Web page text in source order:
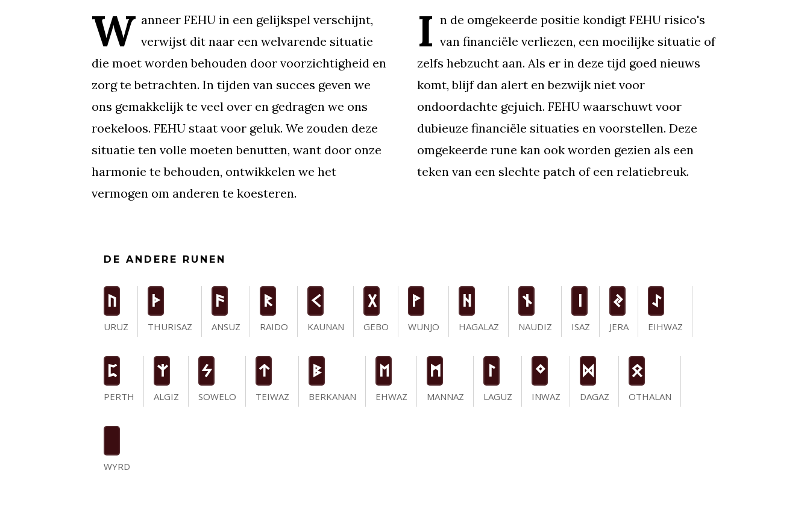
W anneer FEHU in een gelijkspel verschijnt,
verwijst dit naar een welvarende situatie
die moet worden behouden door voorzichtigheid en
zorg te betrachten. In tijden van succes geven we
ons gemakkelijk te veel over en gedragen we ons
roekeloos. FEHU staat voor geluk. We zouden deze
situatie ten volle moeten benutten, want door onze
harmonie te behouden, ontwikkelen we het
vermogen om anderen te koesteren.
I n de omgekeerde positie kondigt FEHU risico's
van financiële verliezen, een moeilijke situatie of
zelfs hebzucht aan. Als er in deze tijd goed nieuws
komt, blijf dan alert en bezwijk niet voor
ondoordachte gejuich. FEHU waarschuwt voor
dubieuze financiële situaties en voorstellen. Deze
omgekeerde rune kan ook worden gezien als een
teken van een slechte patch of een relatiebreuk.
DE ANDERE RUNEN
U
URUZ
T
THURISAZ
a
ANSUZ
R
RAIDO
K
KAUNAN
G
GEBO
W
WUNJO
H
HAGALAZ
n
NAUDIZ ISAZ
J
JERA
I
EIHWAZ
P
PERTH
Z
ALGIZ
S
SOWELO
t
TEIWAZ
B
BERKANAN
E
EHWAZ
M
MANNAZ
L
LAGUZ
N
INWAZ
D
DAGAZ
O
OTHALAN
WYRD